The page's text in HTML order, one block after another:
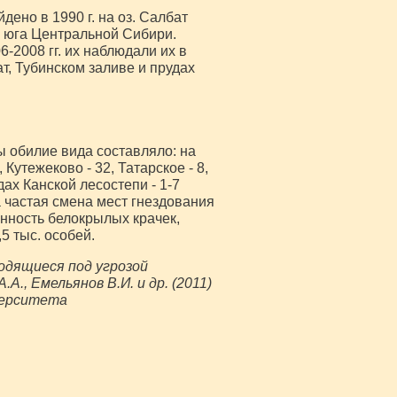
в 1990 г. на оз. Салбат
юга Центральной Сибири.
гг. их наблюдали их в
Тубинском заливе и прудах
обилие вида составляло: на
- 32, Татарское - 8,
Канской лесостепи - 1-7
смена мест гнездования
белокрылых крачек,
тыс. особей.
под угрозой
Емельянов В.И. и др. (2011)